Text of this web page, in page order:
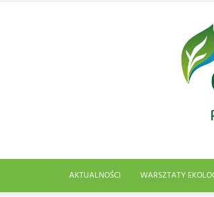
AKTUALNOŚCI WARSZTATY